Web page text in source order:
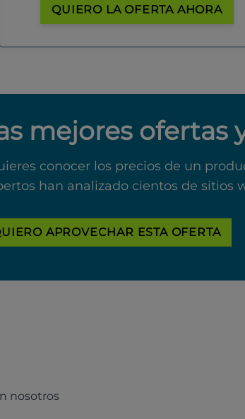
QUIERO LA OFERTA AHORA
mejores ofertas
conocer los precios de un
han analizado cientos de sitios
APROVECHAR ESTA OFERTA
nosotros